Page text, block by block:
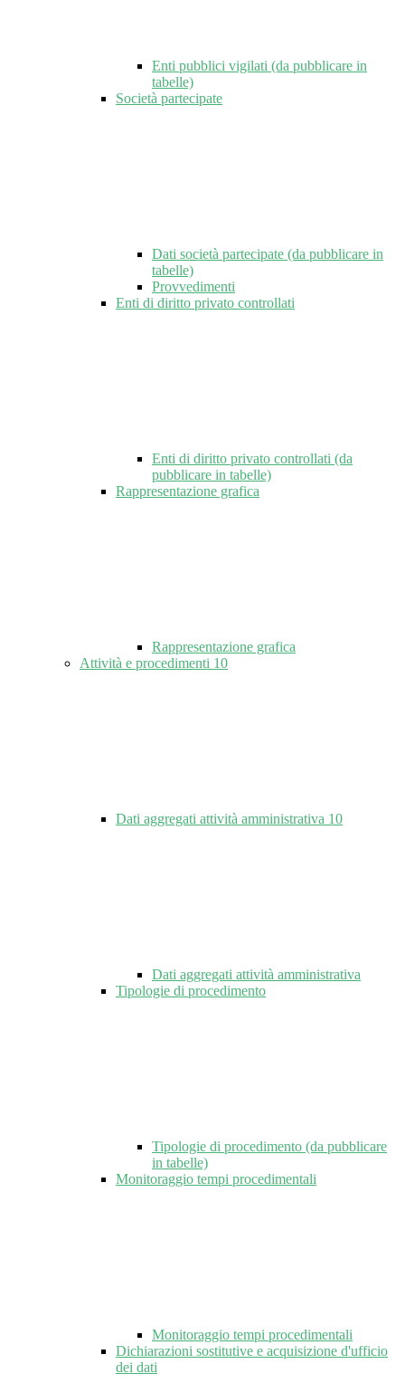
Enti pubblici vigilati (da pubblicare in
tabelle)
Società partecipate
Dati società partecipate (da pubblicare in
tabelle)
Provvedimenti
Enti di diritto privato controllati
Enti di diritto privato controllati (da
pubblicare in tabelle)
Rappresentazione grafica
Rappresentazione grafica
Attività e procedimenti 10
Dati aggregati attività amministrativa 10
Dati aggregati attività amministrativa
Tipologie di procedimento
Tipologie di procedimento (da pubblicare
in tabelle)
Monitoraggio tempi procedimentali
Monitoraggio tempi procedimentali
Dichiarazioni sostitutive e acquisizione d'ufficio
dei dati